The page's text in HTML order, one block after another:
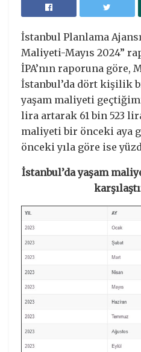
İstanbul Planlama
Maliyeti-Mayıs 2024”
İPA’nın raporuna göre,
İstanbul’da dört kişilik
yaşam maliyeti
lira artarak 61 bin 523
maliyeti bir önceki aya
önceki yıla göre ise
İstanbul’da yaşam